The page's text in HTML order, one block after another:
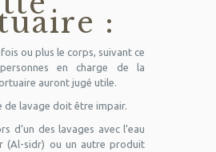
:
ou plus le corps, suivant ce
en charge de la
auront jugé utile.
de lavage doit être impair.
d’un des lavages avec l’eau
(Al-sidr) ou un autre produit